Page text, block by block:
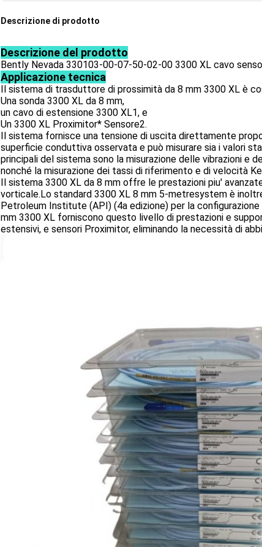
Descrizione di prodotto
Descrizione del prodotto
Bently Nevada 330103-00-07-50-02-00 3300 XL cavo
Applicazione tecnica
Il sistema di trasduttore di prossimità da 8 mm 3300 XL è
Una sonda 3300 XL da 8 mm,
un cavo di estensione 3300 XL1, e
Un 3300 XL Proximitor* Sensore2.
Il sistema fornisce una tensione di uscita direttamente
superficie conduttiva osservata e può misurare sia i valori
principali del sistema sono la misurazione delle vibrazioni e
nonché la misurazione dei tassi di riferimento e di velocità
Il sistema 3300 XL da 8 mm offre le prestazioni piu'
vorticale.Lo standard 3300 XL 8 mm 5-metresystem è
Petroleum Institute (API) (4a edizione) per la
mm 3300 XL forniscono questo livello di prestazioni e
estensivi, e sensori Proximitor, eliminando la necessità di